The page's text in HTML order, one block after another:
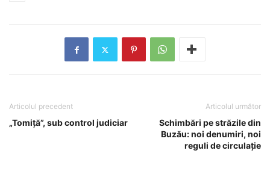
Articolul precedent
„Tomiță”, sub control judiciar
Articolul următor
Schimbări pe străzile din
Buzău: noi denumiri, noi
reguli de circulație